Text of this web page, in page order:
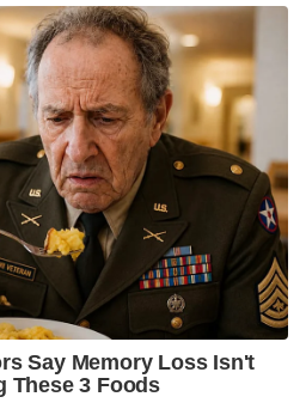
ഉന്നത നേതൃത്വം
ചെയ്യുന്ന
ഇന്ന് പശ്ചിമബംഗാളിൽ
മഖൻലാൽ സർക്കാരും
നിമിഷങ്ങളിലൂടെ രാജ്യം
west bengal